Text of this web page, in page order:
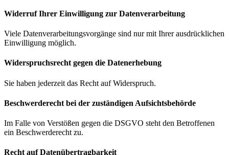
Widerruf Ihrer Einwilligung zur Datenverarbeitung
Viele Datenverarbeitungsvorgänge sind nur mit Ihrer ausdrücklichen
Einwilligung möglich.
Widerspruchsrecht gegen die Datenerhebung
Sie haben jederzeit das Recht auf Widerspruch.
Beschwerde­recht bei der zuständigen Aufsichts­behörde
Im Falle von Verstößen gegen die DSGVO steht den Betroffenen
ein Beschwerderecht zu.
Recht auf Daten­übertrag­barkeit